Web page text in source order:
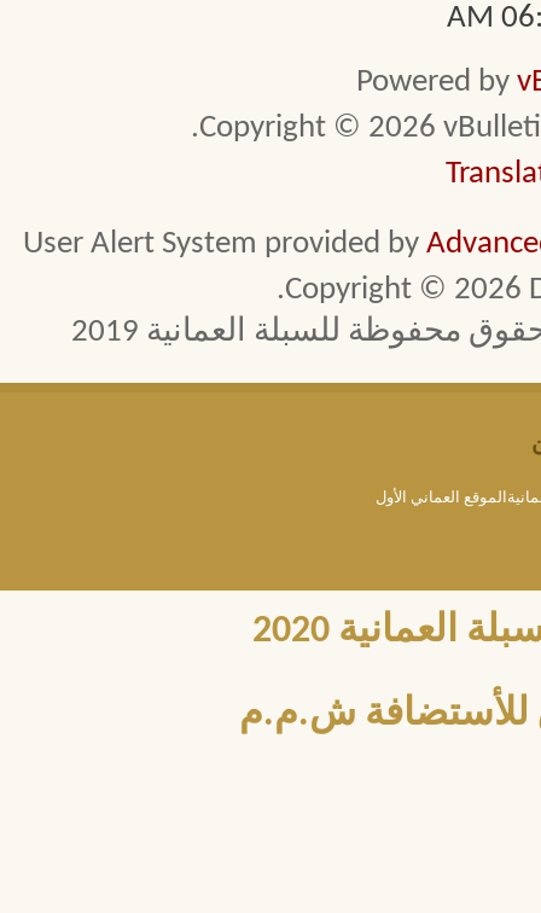
Powered by
Copyright © 2026
User Alert System provided by
Copyright © 2026
محفوظة للسبلة العمانية 2019
العماني الأول
2020
للأستضافة ش.م.م